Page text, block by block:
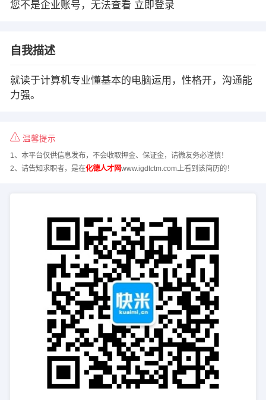
您不是企业账号，无法查看 立即登录
自我描述
就读于计算机专业懂基本的电脑运用，性格开，沟通能
力强。
温馨提示
1、本平台仅供信息发布，不会收取押金、保证金，请微友务必谨慎！
2、请告知求职者，是在化德人才网www.igdtctm.com上看到该简历的！